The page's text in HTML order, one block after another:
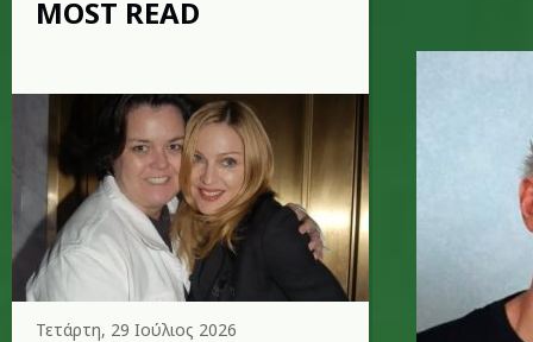
MOST READ
Τετάρτη, 29 Ιούλιος 2026